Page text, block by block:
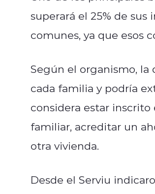
superará el 25% de
comunes, ya que esos
Según el organismo,
cada familia y podría
considera estar
familiar, acreditar un
otra vivienda.
Desde el Serviu